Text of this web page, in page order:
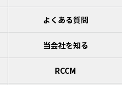
よくある質問
当会社を知る
RCCM